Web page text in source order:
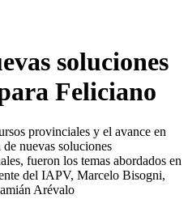
soluciones
Feliciano
provinciales y el avance en
nuevas soluciones
fueron los temas abordados en
del IAPV, Marcelo Bisogni,
Arévalo